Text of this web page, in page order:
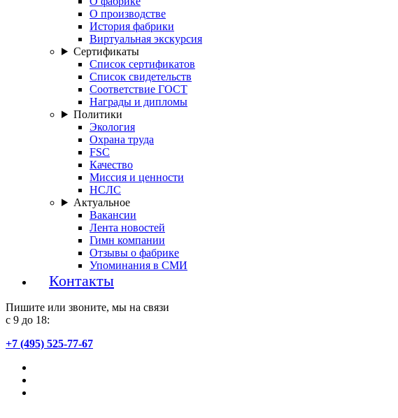
О производстве
История фабрики
Виртуальная экскурсия
Сертификаты
Список сертификатов
Список свидетельств
Соответствие ГОСТ
Награды и дипломы
Политики
Экология
Охрана труда
FSC
Качество
Миссия и ценности
НСЛС
Актуальное
Вакансии
Лента новостей
Гимн компании
Отзывы о фабрике
Упоминания в СМИ
Контакты
Пишите или звоните, мы на связи
с 9 до 18:
+7 (495) 525-77-67